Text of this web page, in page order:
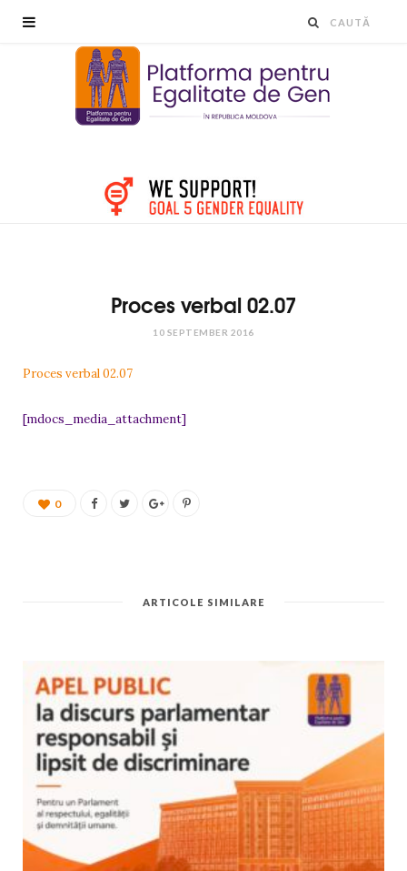
Proces verbal 02.07
10 SEPTEMBER 2016
Proces verbal 02.07
[mdocs_media_attachment]
0
ARTICOLE SIMILARE